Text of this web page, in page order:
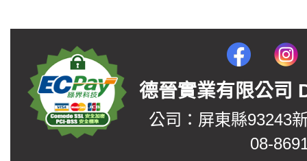
德晉實業有限公
公司：屏東縣93243
08-